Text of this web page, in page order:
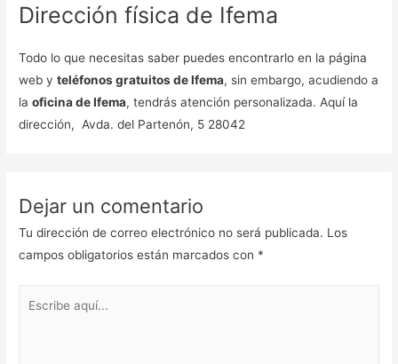
Dirección física de Ifema
Todo lo que necesitas saber puedes encontrarlo en la página
web yteléfonos gratuitos de Ifema, sin embargo, acudiendo a
laoficina de Ifema, tendrás atención personalizada. Aquí la
dirección, Avda. del Partenón, 5 28042
Dejar un comentario
Tu dirección de correo electrónico no será publicada. Los
campos obligatorios están marcados con *